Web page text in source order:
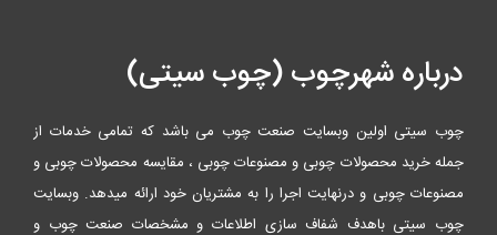
درباره شهرچوب (چوب سیتی)
چوب سیتی اولین وبسایت صنعت چوب می باشد که تمامی خدمات از
جمله خرید محصولات چوبی و مصنوعات چوبی ، مقایسه محصولات چوبی و
مصنوعات چوبی و درنهایت اجرا را به مشتریان خود ارائه میدهد. وبسایت
چوب سیتی باهدف شفاف سازی اطلاعات و مشخصات صنعت چوب و